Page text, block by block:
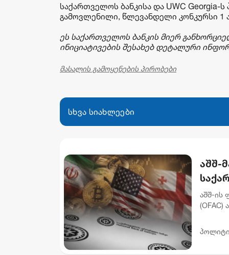
საქართველოს ბანკისა და UWC
გამოვლენილი, წლევანდელი კონკურსი 1
ეს საქართველოს ბანკის მიერ
ინიციატივების შესახებ დეტალური
მასალის გამოყენების პირობები
სხვა სიახლეები
აშშ-
აშშ-ის
(OFAC)